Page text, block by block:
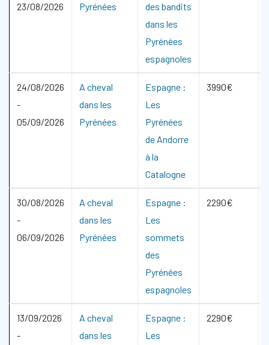
23/08/2026
Pyrénées
des bandits
dans les
Pyrénées
espagnoles
24/08/2026
-
05/09/2026
A cheval
dans les
Pyrénées
Espagne :
Les
Pyrénées
de Andorre
à la
Catalogne
3990€
30/08/2026
-
06/09/2026
A cheval
dans les
Pyrénées
Espagne :
Les
sommets
des
Pyrénées
espagnoles
2290€
13/09/2026
-
A cheval
dans les
Espagne :
Les
2290€